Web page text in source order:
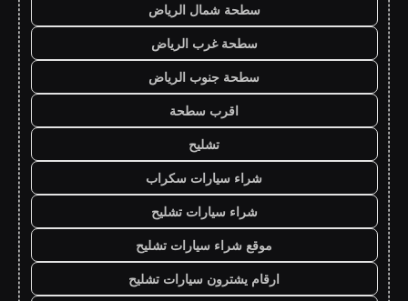
سطحة شمال الرياض
سطحة غرب الرياض
سطحة جنوب الرياض
اقرب سطحة
تشليح
شراء سيارات سكراب
شراء سيارات تشليح
موقع شراء سيارات تشليح
ارقام يشترون سيارات تشليح